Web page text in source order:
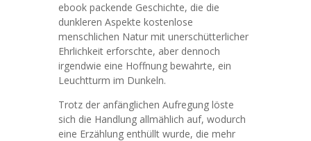
ebook packende Geschichte, die die
dunkleren Aspekte kostenlose
menschlichen Natur mit unerschütterlicher
Ehrlichkeit erforschte, aber dennoch
irgendwie eine Hoffnung bewahrte, ein
Leuchtturm im Dunkeln.
Trotz der anfänglichen Aufregung löste
sich die Handlung allmählich auf, wodurch
eine Erzählung enthüllt wurde, die mehr